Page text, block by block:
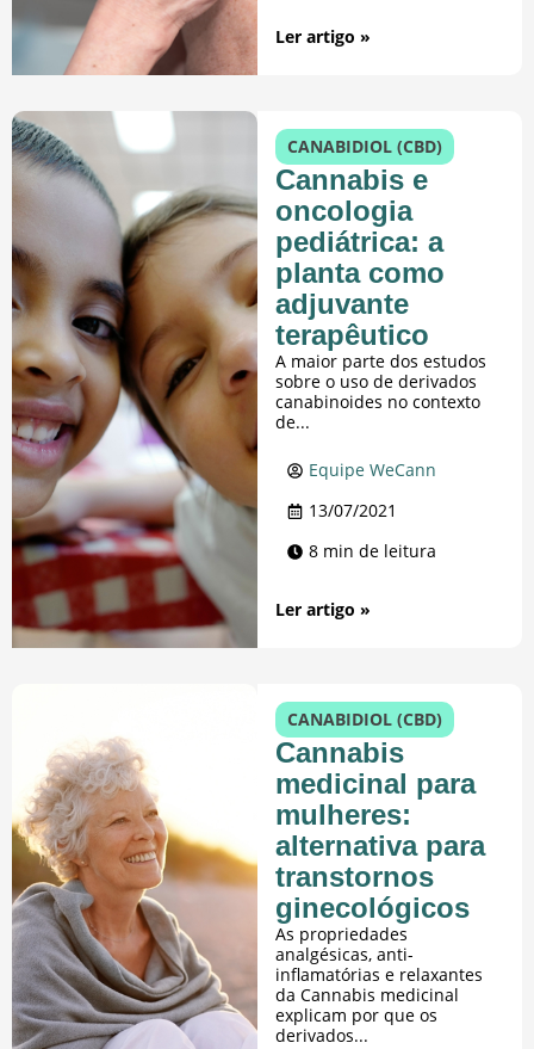
Ler artigo »
CANABIDIOL (CBD)
Cannabis e
oncologia
pediátrica: a
planta como
adjuvante
terapêutico
A maior parte dos estudos
sobre o uso de derivados
canabinoides no contexto
de...
Equipe WeCann
13/07/2021
8 min de leitura
Ler artigo »
CANABIDIOL (CBD)
Cannabis
medicinal para
mulheres:
alternativa para
transtornos
ginecológicos
As propriedades
analgésicas, anti-
inflamatórias e relaxantes
da Cannabis medicinal
explicam por que os
derivados...